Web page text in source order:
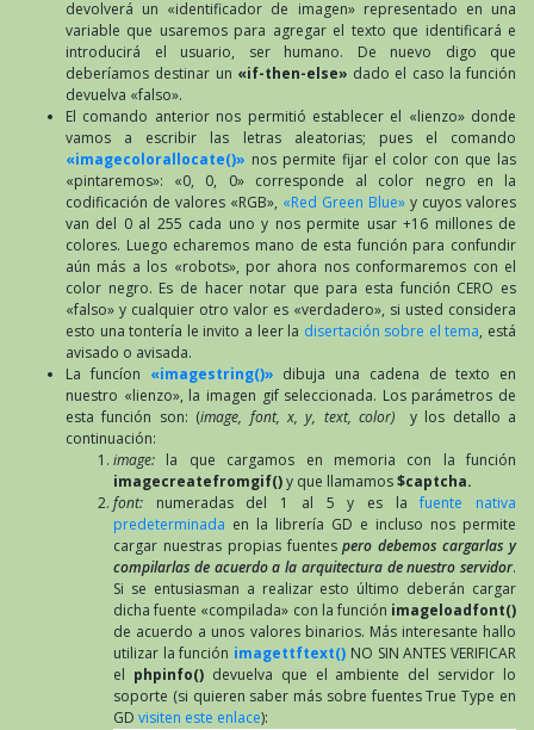
devolverá un «identificador de imagen» representado en una
variable que usaremos para agregar el texto que identificará e
introducirá el usuario, ser humano. De nuevo digo que
deberíamos destinar un «if-then-else» dado el caso la función
devuelva «falso».
El comando anterior nos permitió establecer el «lienzo» donde
vamos a escribir las letras aleatorias; pues el comando
«imagecolorallocate()» nos permite fijar el color con que las
«pintaremos»: «0, 0, 0» corresponde al color negro en la
codificación de valores «RGB», «Red Green Blue» y cuyos valores
van del 0 al 255 cada uno y nos permite usar +16 millones de
colores. Luego echaremos mano de esta función para confundir
aún más a los «robots», por ahora nos conformaremos con el
color negro. Es de hacer notar que para esta función CERO es
«falso» y cualquier otro valor es «verdadero», si usted considera
esto una tontería le invito a leer la disertación sobre el tema, está
avisado o avisada.
La funcíon «imagestring()» dibuja una cadena de texto en
nuestro «lienzo», la imagen gif seleccionada. Los parámetros de
esta función son: (image, font, x, y, text, color) y los detallo a
continuación:
image: la que cargamos en memoria con la función
imagecreatefromgif()y que llamamos$captcha.
font: numeradas del 1 al 5 y es lafuente nativa
predeterminada en la librería GD e incluso nos permite
cargar nuestras propias fuentespero debemos cargarlas y
compilarlas de acuerdo a la arquitectura de nuestro servidor.
Si se entusiasman a realizar esto último deberán cargar
dicha fuente «compilada» con la función imageloadfont()
de acuerdo a unos valores binarios. Más interesante hallo
utilizar la función imagettftext() NO SIN ANTES VERIFICAR
el phpinfo() devuelva que el ambiente del servidor lo
soporte (si quieren saber más sobre fuentes True Type en
GD visiten este enlace):